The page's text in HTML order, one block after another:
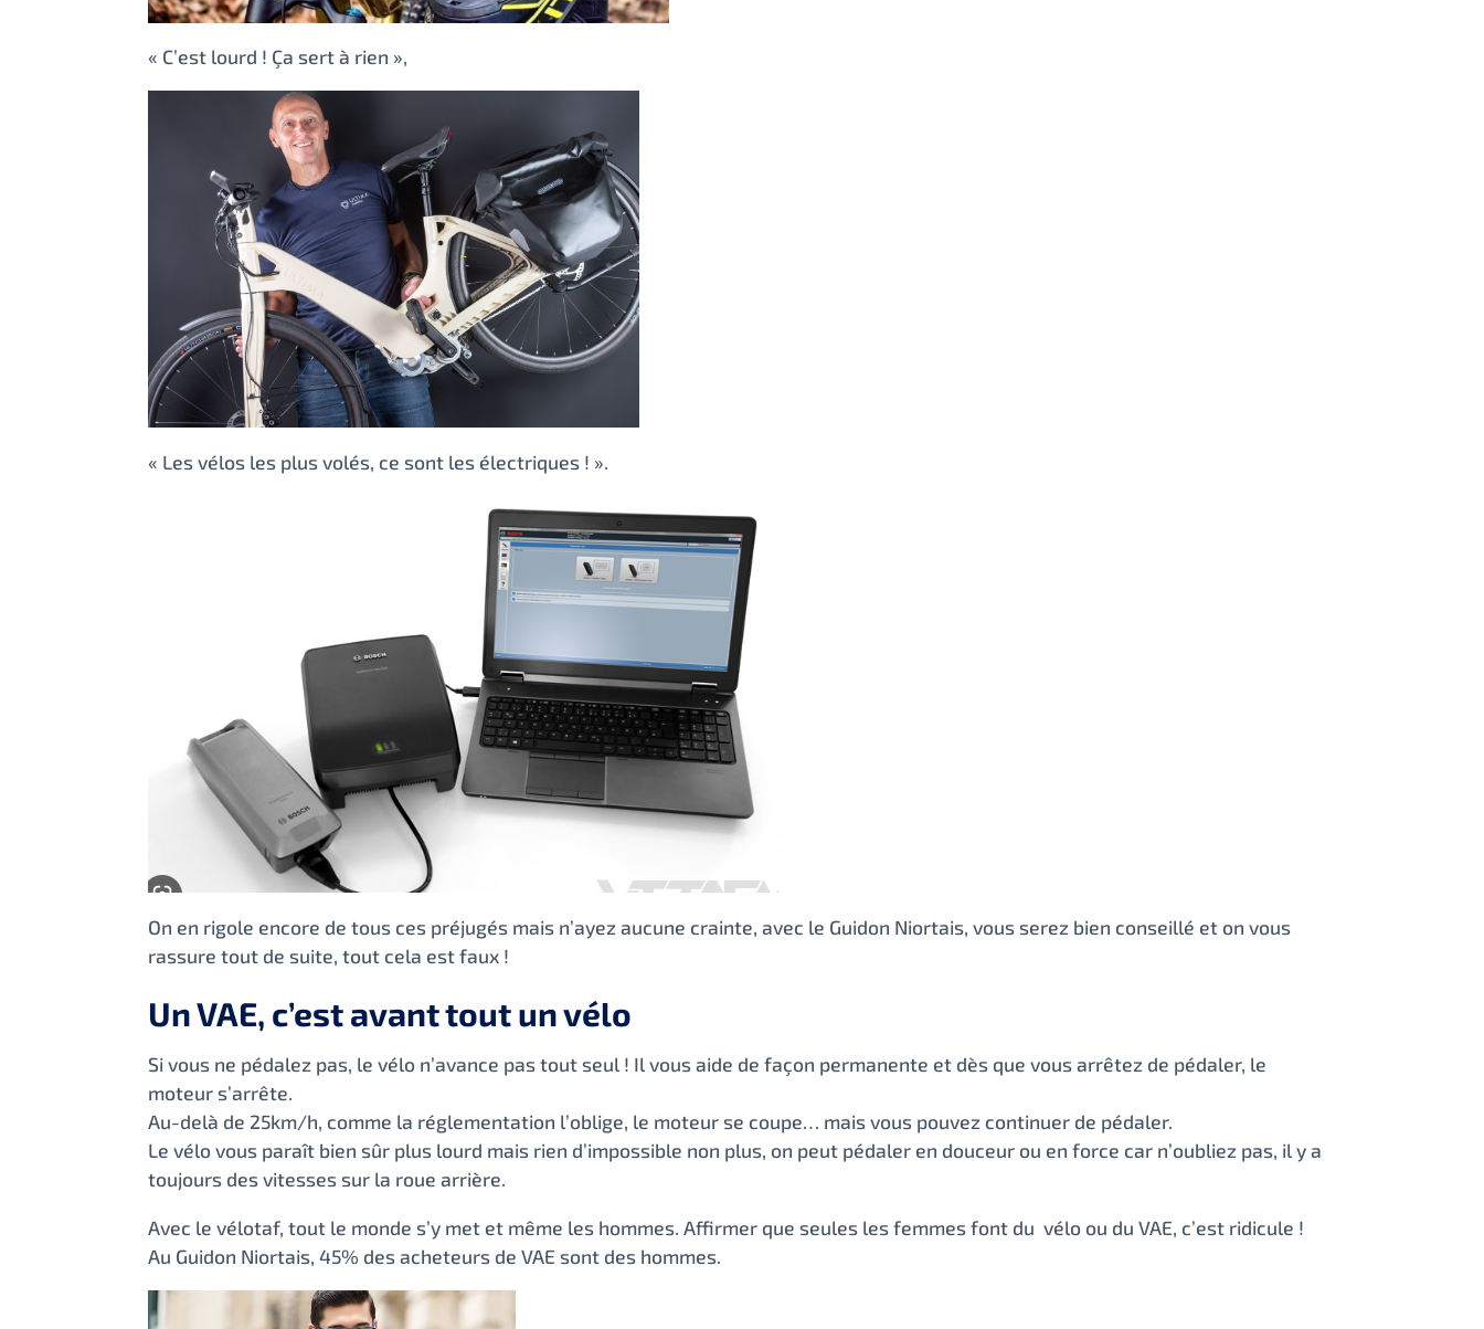
« C’est lourd ! Ça sert à rien »,
« Les vélos les plus volés, ce sont les électriques ! ».
On en rigole encore de tous ces préjugés mais n’ayez aucune crainte, avec le Guidon Niortais, vous serez bien conseillé et on vous
rassure tout de suite, tout cela est faux !
Un VAE, c’est avant tout un vélo
Si vous ne pédalez pas, le vélo n’avance pas tout seul ! Il vous aide de façon permanente et dès que vous arrêtez de pédaler, le
moteur s’arrête.
Au-delà de 25km/h, comme la réglementation l’oblige, le moteur se coupe… mais vous pouvez continuer de pédaler.
Le vélo vous paraît bien sûr plus lourd mais rien d’impossible non plus, on peut pédaler en douceur ou en force car n’oubliez pas, il y a
toujours des vitesses sur la roue arrière.
Avec le vélotaf, tout le monde s’y met et même les hommes. Affirmer que seules les femmes font du vélo ou du VAE, c’est ridicule !
Au Guidon Niortais, 45% des acheteurs de VAE sont des hommes.